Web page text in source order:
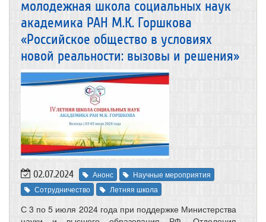
молодежная школа социальных наук
академика РАН М.К. Горшкова
«Российское общество в условиях
новой реальности: вызовы и решения»
02.07.2024 Анонс
Научные мероприятия
Сотрудничество
Летняя школа
С 3 по 5 июля 2024 года при поддержке Министерства